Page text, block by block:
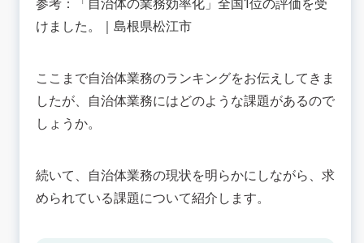
参考：
「自治体の業務効率化」全国1位の評価を受
けました。｜島根県松江市
ここまで自治体業務のランキングをお伝えしてきま
したが、自治体業務にはどのような課題があるので
しょうか。
続いて、自治体業務の現状を明らかにしながら、求
められている課題について紹介します。